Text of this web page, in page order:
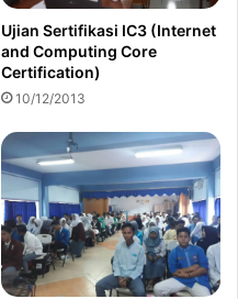
Ujian Sertifikasi IC3 (Internet
and Computing Core
Certification)
10/12/2013